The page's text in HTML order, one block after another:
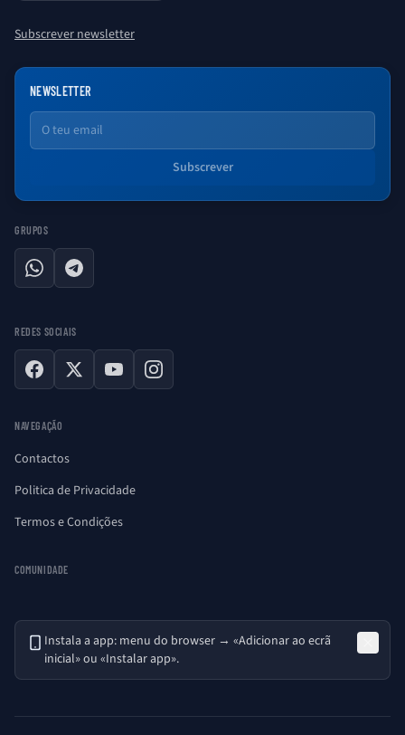
Subscrever newsletter
NEWSLETTER
Email
Subscrever
GRUPOS
WhatsAppTelegram
REDES SOCIAIS
Facebook
X YouTubeInstagram
NAVEGAÇÃO
Contactos
Politica de Privacidade
Termos e Condições
COMUNIDADE
Instala a app: menu do browser → «Adicionar ao ecrã
inicial» ou «Instalar app».